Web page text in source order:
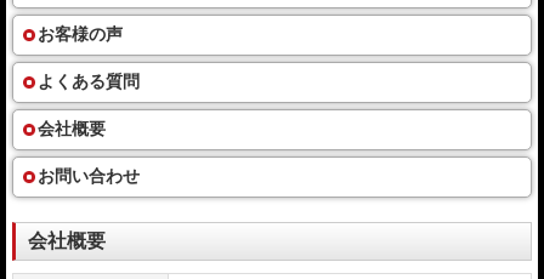
お客様の声
よくある質問
会社概要
お問い合わせ
会社概要